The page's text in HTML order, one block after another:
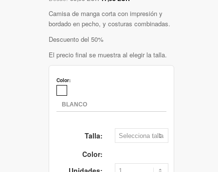
Camisa de manga corta con impresión y
bordado en pecho, y costuras combinadas.
Descuento del 50%
El precio final se muestra al elegir la talla.
Color:
Talla:
Color: